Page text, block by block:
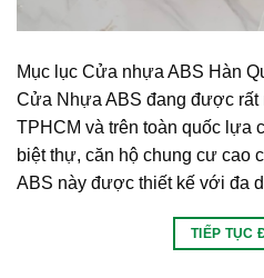
Mục lục Cửa nhựa ABS Hàn
Cửa Nhựa ABS đang được rất
TPHCM và trên toàn quốc lựa
biệt thự, căn hộ chung cư cao
ABS này được thiết kế với đa
TIẾP TỤC